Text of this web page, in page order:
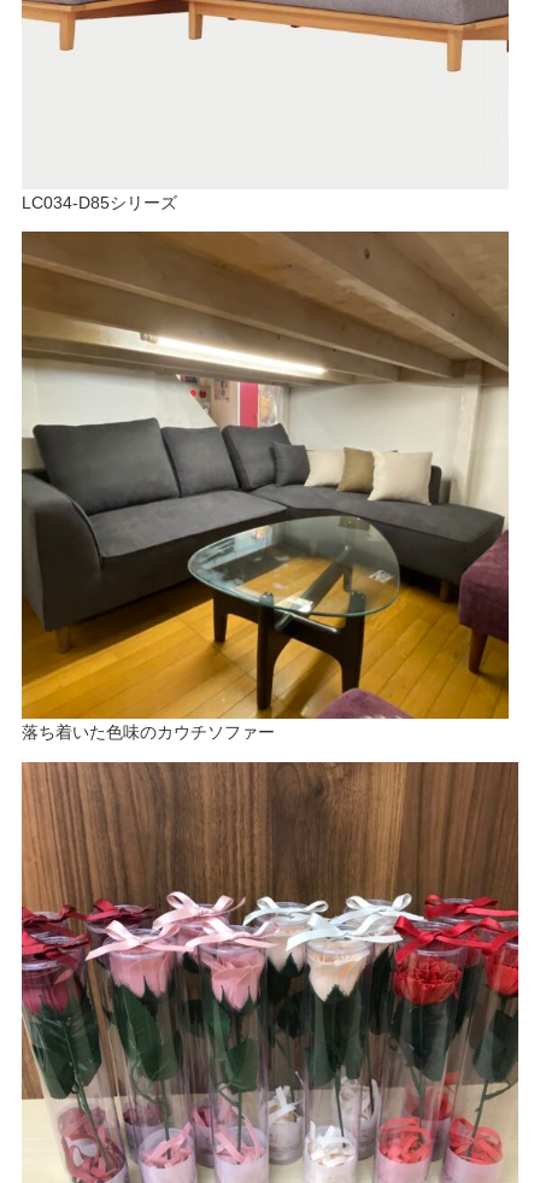
LC034-D85シリーズ
落ち着いた色味のカウチソファー